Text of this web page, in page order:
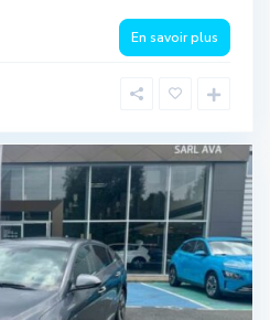
En savoir plus